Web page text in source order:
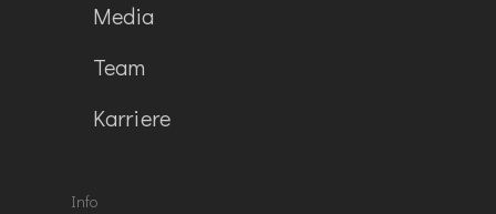
Media
Team
Karriere
Info